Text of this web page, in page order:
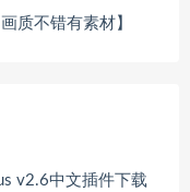
质不错有素材】
v2.6中文插件下载